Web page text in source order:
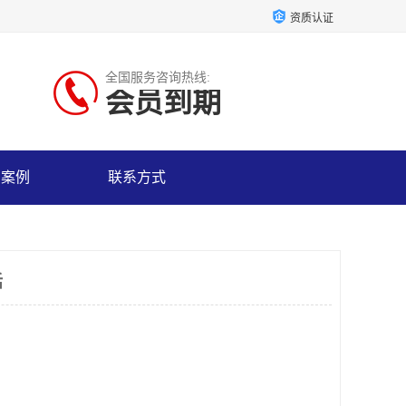
资质认证
全国服务咨询热线:
会员到期
例 联系方式